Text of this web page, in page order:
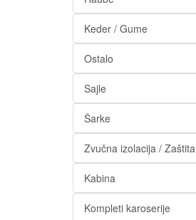
Keder / Gume
Ostalo
Sajle
Šarke
Zvučna izolacija / Zaštita
Kabina
Kompleti karoserije